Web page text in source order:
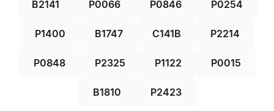
B2141 P0066 P0846 P0254
P1400 B1747 C141B P2214
P0848 P2325 P1122 P0015
B1810 P2423